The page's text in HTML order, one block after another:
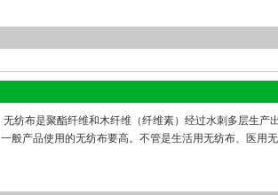
无纺布是聚酯纤维和木纤维（纤维素）经过水刺多层生
一般产品使用的无纺布要高。不管是生活用无纺布、医用